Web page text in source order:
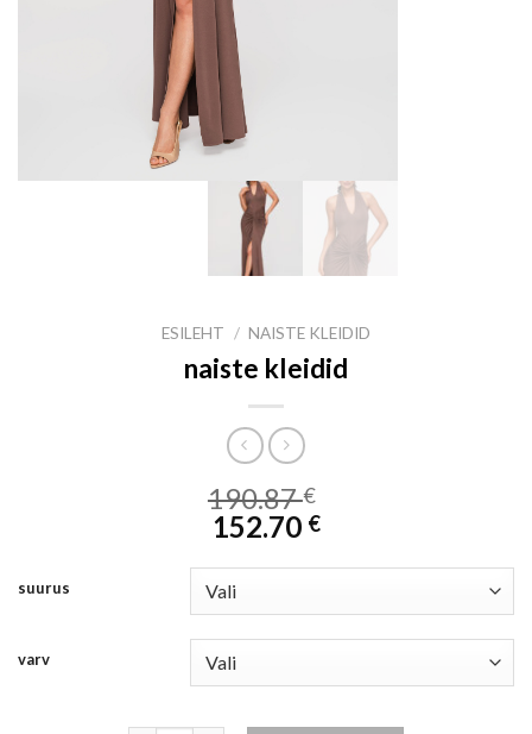
ESILEHT / NAISTE KLEIDID
naiste kleidid
190.87€
152.70 €
suurus
varv